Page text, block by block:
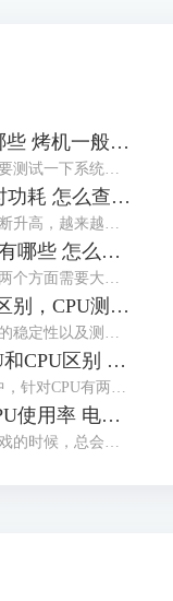
cpu烤机软件有哪些 烤机一般用什么软件
买了一台新电脑，想要测试一下系统的稳定性，对于市场上眼花缭乱的烤机软件，许多网友不知道怎么选择，到底用哪一个软件好，那么小编就来为大家介绍一下烤机软件有哪些，烤机一般用什么软件，，希望可以帮助到网友们少走弯路。
win10怎么看实时功耗 怎么查看CPU实时功耗
随着电脑的使用率不断升高，越来越多的人开始关心电脑的使用功耗，这有助于用户更好的了解电脑性能，那么应该怎么查看电脑的实时功耗呢？下面就让我们来了解一下win10怎么看实时功耗，怎么查看CPU实时功耗吧！
内存条检测工具有哪些 怎么测试内存条性能好坏
内存除容量外，还有两个方面需要大家多多关注，一个是内存的读写速度，这与内存的代际，设计密切相关，另一个是内存的颗粒，这与内存能否超频运行密切相关，如何获取这些信息，我们需要借助工具软件，内存条检测工具有哪些？怎么测试内存条性能好坏，本文将分三个小节，向大家做简单介绍。
CPU和FPU烤机区别，CPU测试FPU好还是CPU好
烤机指的是测试系统的稳定性以及测试电脑的一些极限参数，烤机也被分为单烤和双烤两种方式，其中单烤FPU是能够给电脑CPU最大压力的一种测试，电脑爱好者们通常都会单烤FPU来测试电脑CPU的极限温度。而在常用的烤机软件AIDA64当中明明有单烤CPU的选项，为什么不能直接单烤CPU呢？现在我们就来解答一下我们在烤机的时候究竟应该烤CPU还是FPU，以及烤CPU和FPU的区别，快来一起看看吧！
AIDA64单烤FPU和CPU区别 ,aida64怎样算烤机通过
AIDA64的烤机测试中，针对CPU有两种不同的烤机方式：CPU压力测试和FPU压力测试。那么使用AIDA64单烤FPU和CPU区别是什么，这两种测试如何进行，分别针对什么应用场景，同时aida64怎样算烤机通过，阅读完本文后，相信各位读者心中都会有清晰的答案。
怎么查看电脑GPU使用率 电脑GPU使用率多少正常
许多游戏玩家在玩游戏的时候，总会关注到电脑的GPU使用率，因为一但GPU使用率过高的话，就会造成游戏卡顿等现象，那么你知道怎么查看电脑GPU使用率吗？下面就让我们一起来了解一下关于怎么查看电脑GPU使用率，电脑GPU使用率多少正常的内容吧！